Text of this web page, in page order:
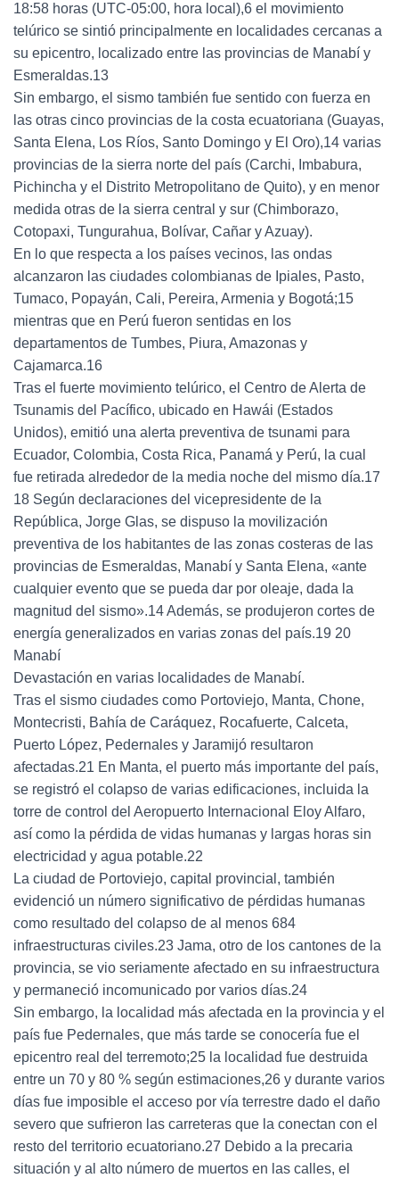
18:58 horas (UTC-05:00, hora local),6 el movimiento
telúrico se sintió principalmente en localidades cercanas a
su epicentro, localizado entre las provincias de Manabí y
Esmeraldas.13
Sin embargo, el sismo también fue sentido con fuerza en
las otras cinco provincias de la costa ecuatoriana (Guayas,
Santa Elena, Los Ríos, Santo Domingo y El Oro),14 varias
provincias de la sierra norte del país (Carchi, Imbabura,
Pichincha y el Distrito Metropolitano de Quito), y en menor
medida otras de la sierra central y sur (Chimborazo,
Cotopaxi, Tungurahua, Bolívar, Cañar y Azuay).
En lo que respecta a los países vecinos, las ondas
alcanzaron las ciudades colombianas de Ipiales, Pasto,
Tumaco, Popayán, Cali, Pereira, Armenia y Bogotá;15
mientras que en Perú fueron sentidas en los
departamentos de Tumbes, Piura, Amazonas y
Cajamarca.16
Tras el fuerte movimiento telúrico, el Centro de Alerta de
Tsunamis del Pacífico, ubicado en Hawái (Estados
Unidos), emitió una alerta preventiva de tsunami para
Ecuador, Colombia, Costa Rica, Panamá y Perú, la cual
fue retirada alrededor de la media noche del mismo día.17
18 Según declaraciones del vicepresidente de la
República, Jorge Glas, se dispuso la movilización
preventiva de los habitantes de las zonas costeras de las
provincias de Esmeraldas, Manabí y Santa Elena, «ante
cualquier evento que se pueda dar por oleaje, dada la
magnitud del sismo».14 Además, se produjeron cortes de
energía generalizados en varias zonas del país.19 20
Manabí
Devastación en varias localidades de Manabí.
Tras el sismo ciudades como Portoviejo, Manta, Chone,
Montecristi, Bahía de Caráquez, Rocafuerte, Calceta,
Puerto López, Pedernales y Jaramijó resultaron
afectadas.21 En Manta, el puerto más importante del país,
se registró el colapso de varias edificaciones, incluida la
torre de control del Aeropuerto Internacional Eloy Alfaro,
así como la pérdida de vidas humanas y largas horas sin
electricidad y agua potable.22
La ciudad de Portoviejo, capital provincial, también
evidenció un número significativo de pérdidas humanas
como resultado del colapso de al menos 684
infraestructuras civiles.23 Jama, otro de los cantones de la
provincia, se vio seriamente afectado en su infraestructura
y permaneció incomunicado por varios días.24
Sin embargo, la localidad más afectada en la provincia y el
país fue Pedernales, que más tarde se conocería fue el
epicentro real del terremoto;25 la localidad fue destruida
entre un 70 y 80 % según estimaciones,26 y durante varios
días fue imposible el acceso por vía terrestre dado el daño
severo que sufrieron las carreteras que la conectan con el
resto del territorio ecuatoriano.27 Debido a la precaria
situación y al alto número de muertos en las calles, el